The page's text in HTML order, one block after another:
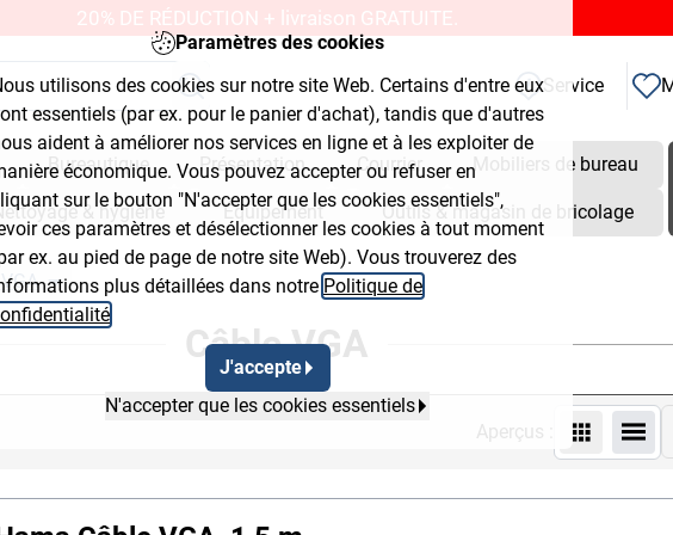
Paramètres des cookies
utilisons des cookies sur notre site Web. Certains d'entre eux
essentiels (par ex. pour le panier d'achat), tandis que d'autres
aident à améliorer nos services en ligne et à les exploiter de
économique. Vous pouvez accepter ou refuser en
sur le bouton "N'accepter que les cookies essentiels",
ces paramètres et désélectionner les cookies à tout moment
ex. au pied de page de notre site Web). Vous trouverez des
plus détaillées dans notre Politique de
J'accepte
N'accepter que les cookies essentiels
20% DE RÉDUCTION + livraison GRATUITE.
Service
Bureautique Présentation Courrier Mobiliers de bureau
& hygiène Équipement Outils & magasin de bricolage
Button 2
Breadcrumb Flyout Button 3
Câble VGA
Aperçus :